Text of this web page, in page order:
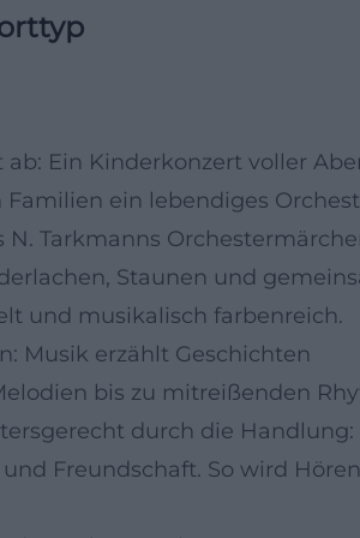
ab: Ein Kinderkonzert voller
ein lebendiges
Tarkmanns
Staunen und
und musikalisch farbenreich.
Musik erzählt Geschichten
bis zu mitreißenden
durch die
Freundschaft. So wird